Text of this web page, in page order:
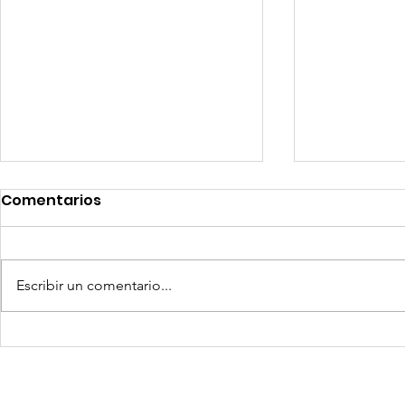
Quilla Resources US$ 25
Aceros
Comentarios
Escribir un comentario...